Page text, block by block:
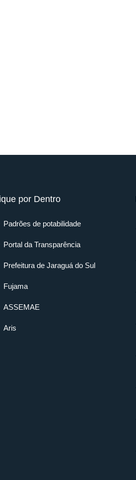
por Dentro
Padrões de potabilidade
Portal da Transparência
Prefeitura de Jaraguá do Sul
Fujama
ASSEMAE
Aris